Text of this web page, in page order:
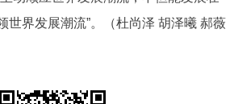
世界发展潮流”。（杜尚泽 胡泽曦 郝薇